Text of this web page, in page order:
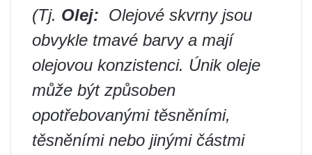
(Tj. Olej: ️ Olejové skvrny jsou
obvykle tmavé barvy a mají
olejovou konzistenci. Únik oleje
může být způsoben
opotřebovanými těsněními,
těsněními nebo jinými částmi